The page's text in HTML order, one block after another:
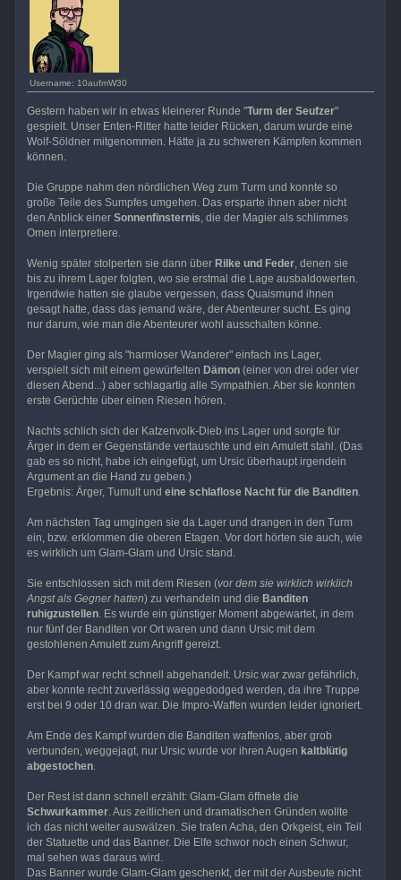
Username: 10aufmW30
Gestern haben wir in etwas kleinerer Runde "Turm der Seufzer"
gespielt. Unser Enten-Ritter hatte leider Rücken, darum wurde eine
Wolf-Söldner mitgenommen. Hätte ja zu schweren Kämpfen kommen
können.
Die Gruppe nahm den nördlichen Weg zum Turm und konnte so
große Teile des Sumpfes umgehen. Das ersparte ihnen aber nicht
den Anblick einer Sonnenfinsternis, die der Magier als schlimmes
Omen interpretiere.
Wenig später stolperten sie dann über Rilke und Feder, denen sie
bis zu ihrem Lager folgten, wo sie erstmal die Lage ausbaldowerten.
Irgendwie hatten sie glaube vergessen, dass Quaismund ihnen
gesagt hatte, dass das jemand wäre, der Abenteurer sucht. Es ging
nur darum, wie man die Abenteurer wohl ausschalten könne.
Der Magier ging als "harmloser Wanderer" einfach ins Lager,
verspielt sich mit einem gewürfelten Dämon(einer von drei oder vier
diesen Abend...) aber schlagartig alle Sympathien. Aber sie konnten
erste Gerüchte über einen Riesen hören.
Nachts schlich sich der Katzenvolk-Dieb ins Lager und sorgte für
Ärger in dem er Gegenstände vertauschte und ein Amulett stahl. (Das
gab es so nicht, habe ich eingefügt, um Ursic überhaupt irgendein
Argument an die Hand zu geben.)
Ergebnis: Ärger, Tumult und eine schlaflose Nacht für die Banditen.
Am nächsten Tag umgingen sie da Lager und drangen in den Turm
ein, bzw. erklommen die oberen Etagen. Vor dort hörten sie auch, wie
es wirklich um Glam-Glam und Ursic stand.
Sie entschlossen sich mit dem Riesen (vor dem sie wirklich wirklich
Angst als Gegner hatten) zu verhandeln und die Banditen
ruhigzustellen. Es wurde ein günstiger Moment abgewartet, in dem
nur fünf der Banditen vor Ort waren und dann Ursic mit dem
gestohlenen Amulett zum Angriff gereizt.
Der Kampf war recht schnell abgehandelt. Ursic war zwar gefährlich,
aber konnte recht zuverlässig weggedodged werden, da ihre Truppe
erst bei 9 oder 10 dran war. Die Impro-Waffen wurden leider ignoriert.
Am Ende des Kampf wurden die Banditen waffenlos, aber grob
verbunden, weggejagt, nur Ursic wurde vor ihren Augen kaltblütig
abgestochen.
Der Rest ist dann schnell erzählt: Glam-Glam öffnete die
Schwurkammer. Aus zeitlichen und dramatischen Gründen wollte
ich das nicht weiter auswälzen. Sie trafen Acha, den Orkgeist, ein Teil
der Statuette und das Banner. Die Elfe schwor noch einen Schwur,
mal sehen was daraus wird.
Das Banner wurde Glam-Glam geschenkt, der mit der Ausbeute nicht